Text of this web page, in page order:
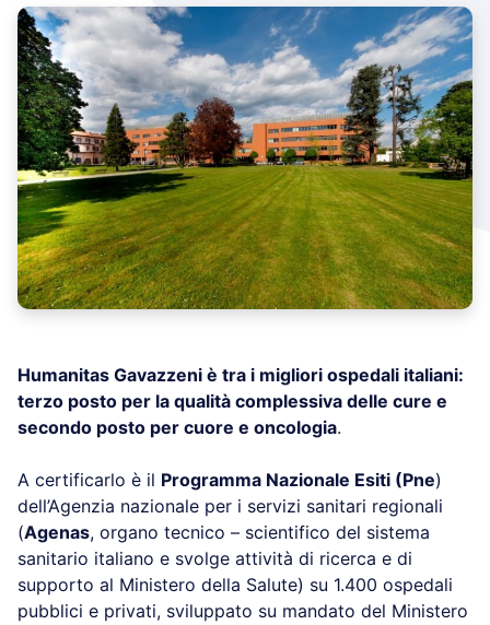
Humanitas Gavazzeni è tra i migliori ospedali italiani:
terzo posto per la qualità complessiva delle cure e
secondo posto per cuore e oncologia.
A certificarlo è il Programma Nazionale Esiti (Pne)
dell’Agenzia nazionale per i servizi sanitari regionali
(Agenas, organo tecnico – scientifico del sistema
sanitario italiano e svolge attività di ricerca e di
supporto al Ministero della Salute) su 1.400 ospedali
pubblici e privati, sviluppato su mandato del Ministero